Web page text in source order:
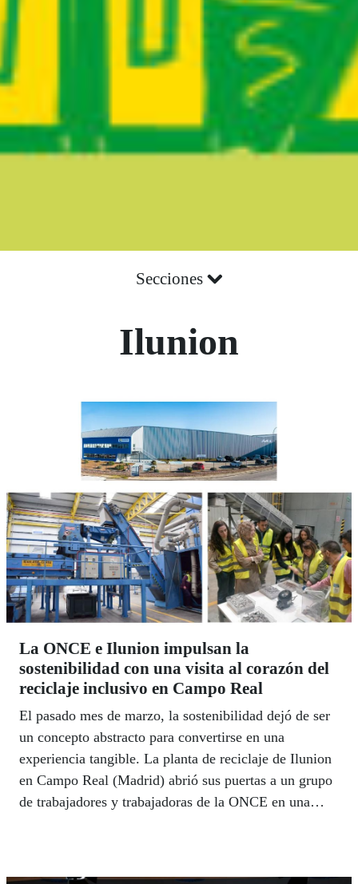
Secciones
Ilunion
La ONCE e Ilunion impulsan la
sostenibilidad con una visita al corazón del
reciclaje inclusivo en Campo Real
El pasado mes de marzo, la sostenibilidad dejó de ser
un concepto abstracto para convertirse en una
experiencia tangible. La planta de reciclaje de Ilunion
en Campo Real (Madrid) abrió sus puertas a un grupo
de trabajadores y trabajadoras de la ONCE en una